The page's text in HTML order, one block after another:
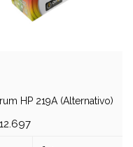
HP 219A (Alternativo)